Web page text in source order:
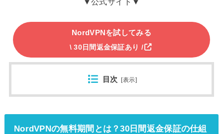
NordVPNを試してみる
\ 30日間返金保証あり /
目次 [表示]
NordVPNの無料期間とは？30日間返金保証の仕組